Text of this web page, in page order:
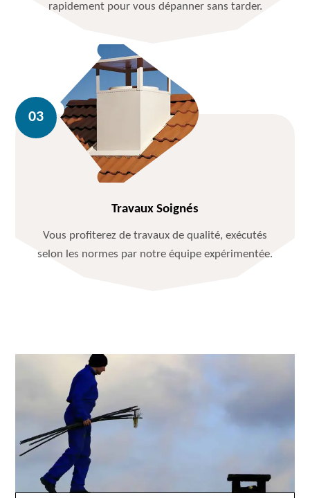
rapidement pour vous dépanner sans tarder.
Travaux Soignés
Vous profiterez de travaux de qualité, exécutés
selon les normes par notre équipe expérimentée.